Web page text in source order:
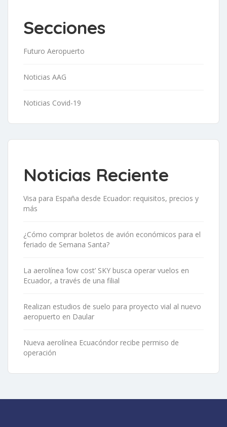
Secciones
Futuro Aeropuerto
Noticias AAG
Noticias Covid-19
Noticias Reciente
Visa para España desde Ecuador: requisitos, precios y
más
¿Cómo comprar boletos de avión económicos para el
feriado de Semana Santa?
La aerolínea ‘low cost’ SKY busca operar vuelos en
Ecuador, a través de una filial
Realizan estudios de suelo para proyecto vial al nuevo
aeropuerto en Daular
Nueva aerolínea Ecuacóndor recibe permiso de
operación